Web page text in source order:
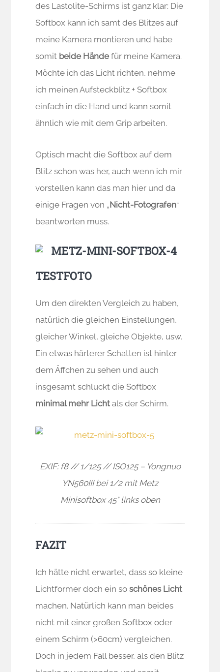
des Lastolite-Schirms ist ganz klar: Die
Softbox kann ich samt des Blitzes auf
meine Kamera montieren und habe
somit beide Hände für meine Kamera.
Möchte ich das Licht richten, nehme
ich meinen Aufsteckblitz + Softbox
einfach in die Hand und kann somit
ähnlich wie mit dem Grip arbeiten.
Optisch macht die Softbox auf dem
Blitz schon was her, auch wenn ich mir
vorstellen kann das man hier und da
einige Fragen von „Nicht-Fotografen“
beantworten muss.
TESTFOTO
Um den direkten Vergleich zu haben,
natürlich die gleichen Einstellungen,
gleicher Winkel, gleiche Objekte, usw.
Ein etwas härterer Schatten ist hinter
dem Äffchen zu sehen und auch
insgesamt schluckt die Softbox
minimal mehr Licht als der Schirm.
EXIF: f8 // 1/125 // ISO125 – Yongnuo
YN560III bei 1/2 mit Metz
Minisoftbox 45° links oben
FAZIT
Ich hätte nicht erwartet, dass so kleine
Lichtformer doch ein soschönes Licht
machen. Natürlich kann man beides
nicht mit einer großen Softbox oder
einem Schirm (>60cm) vergleichen.
Doch in jedem Fall besser, als den Blitz